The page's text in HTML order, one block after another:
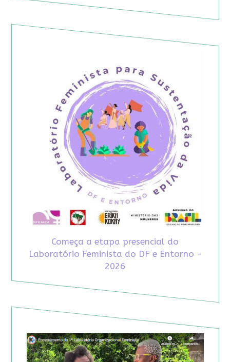
Começa a etapa presencial do
Laboratório Feminista do DF e Entorno -
2026